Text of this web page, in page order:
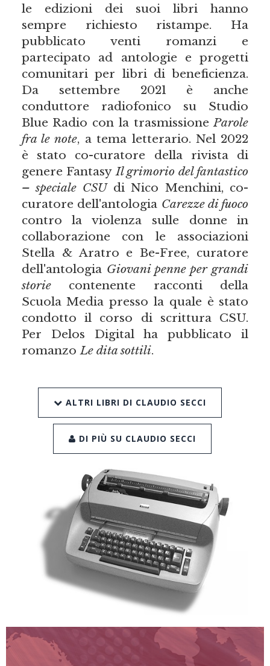
le edizioni dei suoi libri hanno
sempre richiesto ristampe. Ha
pubblicato venti romanzi e
partecipato ad antologie e progetti
comunitari per libri di beneficienza.
Da settembre 2021 è anche
conduttore radiofonico su Studio
Blue Radio con la trasmissioneParole
fra le note, a tema letterario. Nel 2022
è stato co-curatore della rivista di
genere FantasyIl grimorio del fantastico
– speciale CSUdi Nico Menchini, co-
curatore dell'antologia Carezze di fuoco
contro la violenza sulle donne in
collaborazione con le associazioni
Stella & Aratro e Be-Free, curatore
dell'antologia Giovani penne per grandi
storiecontenente racconti della
Scuola Media presso la quale è stato
condotto il corso di scrittura CSU.
Per Delos Digital ha pubblicato il
romanzoLe dita sottili.
ALTRI LIBRI DI CLAUDIO SECCI
DI PIÙ SU CLAUDIO SECCI